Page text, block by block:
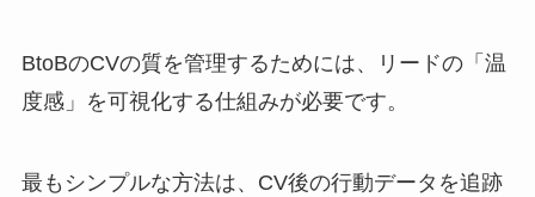
BtoBのCVの質を管理するためには、リードの「温
度感」を可視化する仕組みが必要です。
最もシンプルな方法は、CV後の行動データを追跡